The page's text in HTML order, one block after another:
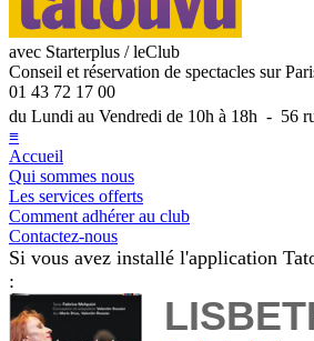
avec Starterplus / leClub
Conseil et réservation de spectacles sur
01 43 72 17 00
du Lundi au Vendredi de 10h à 18h - 56
≡
Accueil
Qui sommes nous
Les services offerts
Comment adhérer au club
Contactez-nous
Si vous avez installé l'application
: